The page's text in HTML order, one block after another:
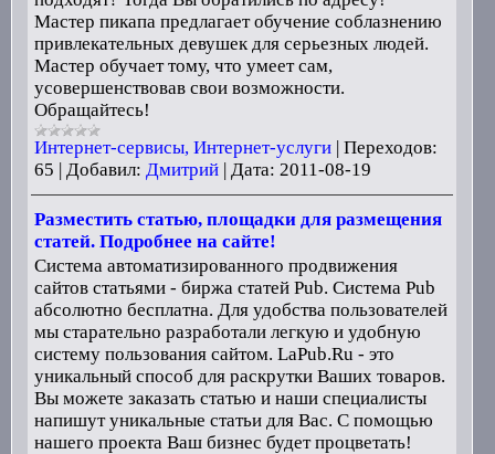
Мастер пикапа предлагает обучение соблазнению
привлекательных девушек для серьезных людей.
Мастер обучает тому, что умеет сам,
усовершенствовав свои возможности.
Обращайтесь!
Интернет-сервисы, Интернет-услуги| Переходов:
65
Добавил: Дмитрий Дата: 2011-08-19
Разместить статью, площадки для размещения
статей. Подробнее на сайте!
Система автоматизированного продвижения
сайтов статьями - биржа статей Pub. Система Pub
абсолютно бесплатна. Для удобства пользователей
мы старательно разработали легкую и удобную
систему пользования сайтом. LaPub.Ru - это
уникальный способ для раскрутки Ваших товаров.
Вы можете заказать статью и наши специалисты
напишут уникальные статьи для Вас. С помощью
нашего проекта Ваш бизнес будет процветать!